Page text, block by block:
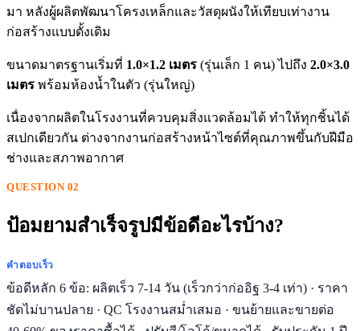
มา หลังผู้ผลิตพัฒนาโครงเหล็กและวัสดุผนังให้เทียบเท่างาน
ก่อสร้างแบบดั้งเดิม
ขนาดมาตรฐานเริ่มที่ 1.0×1.2 เมตร (รุ่นเล็ก 1 คน) ไปถึง 2.0×3.0
เมตร พร้อมห้องน้ำในตัว (รุ่นใหญ่)
เนื่องจากผลิตในโรงงานที่ควบคุมสิ่งแวดล้อมได้ ทำให้ทุกชิ้นได้
สเปกเดียวกัน ต่างจากงานก่อสร้างหน้าไซต์ที่คุณภาพขึ้นกับฝีมือ
ช่างและสภาพอากาศ
QUESTION 02
ป้อมยามสำเร็จรูปมีข้อดีอะไรบ้าง?
คำตอบเร็ว
ข้อดีหลัก 6 ข้อ: ผลิตเร็ว 7-14 วัน (เร็วกว่าก่ออิฐ 3-4 เท่า) · ราคา
ชัดไม่บานปลาย · QC โรงงานสม่ำเสมอ · ขนย้ายและขายต่อ